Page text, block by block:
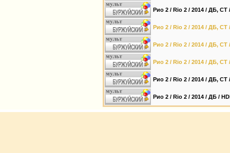
Рио 2 / Rio 2 / 2014 / ДБ, СТ
Рио 2 / Rio 2 / 2014 / ДБ, СТ
Рио 2 / Rio 2 / 2014 / ДБ, СТ
Рио 2 / Rio 2 / 2014 / ДБ, СТ
Рио 2 / Rio 2 / 2014 / ДБ, СТ
Рио 2 / Rio 2 / 2014 / ДБ /